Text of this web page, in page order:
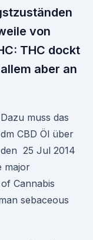
von
THC dockt
aber an
Dazu muss das
dm CBD Öl über
den 25 Jul 2014
major
Cannabis
sebaceous